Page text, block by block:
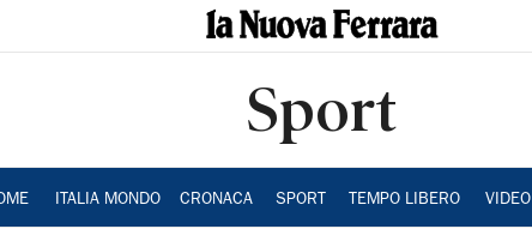
Sport
ITALIA MONDO CRONACA SPORT TEMPO LIBERO VIDEO